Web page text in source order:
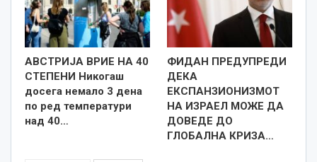
АВСТРИЈА ВРИЕ НА 40
СТЕПЕНИ Никогаш
досега немало 3 дена
по ред температури
над 40…
ФИДАН ПРЕДУПРЕДИ
ДЕКА
ЕКСПАНЗИОНИЗМОТ
НА ИЗРАЕЛ МОЖЕ ДА
ДОВЕДЕ ДО
ГЛОБАЛНА КРИЗА…